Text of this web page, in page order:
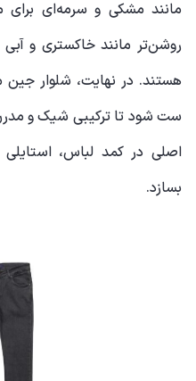
مانند مشکی و سرمه‌ای
روشن‌تر مانند خاکستری و
هستند. در نهایت، شلوار جین
ست شود تا ترکیبی شیک و
اصلی در کمد لباس،
بسازد.